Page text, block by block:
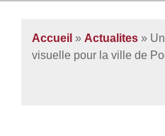
Accueil » Actualites »
visuelle pour la ville de